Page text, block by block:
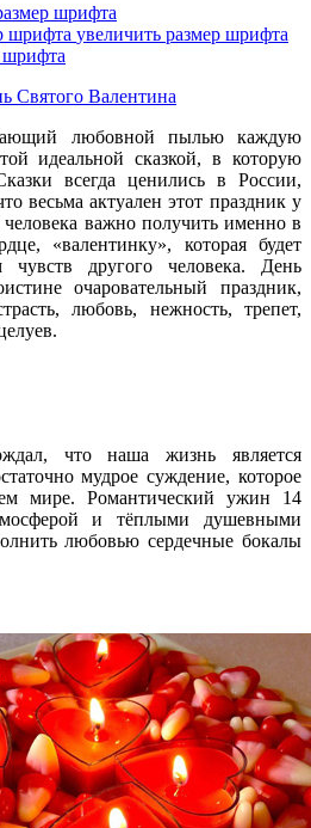
шрифта
увеличить размер шрифта
любовной пылью каждую
идеальной сказкой, в которую
всегда ценились в России,
весьма актуален этот праздник у
важно получить именно в
«валентинку», которая будет
чувств другого человека. День
очаровательный праздник,
любовь, нежность, трепет,
что наша жизнь является
мудрое суждение, которое
мире. Романтический ужин 14
и тёплыми душевными
любовью сердечные бокалы